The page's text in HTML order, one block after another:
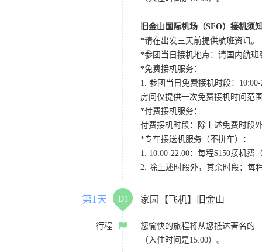
旧金山国际机场（SFO）接机须
*请在出发三天前提供航班资讯。
*参团当日接机地点：请国内航班
*免费接机服务：
1. 参团当日免费接机时段：
房间仅提供一次免费接机时间范
*付费接机服务：
付费接机时段：除上述免费时段
*专车接送机服务（不拼车）：
1. 10:00-22:00：每程$150接机
2. 除上述时段外，其余时段：每
第1天 D1 家园【飞机】旧金山
行程
您愉快的旅程将从您抵达著名的
（入住时间是15:00）。